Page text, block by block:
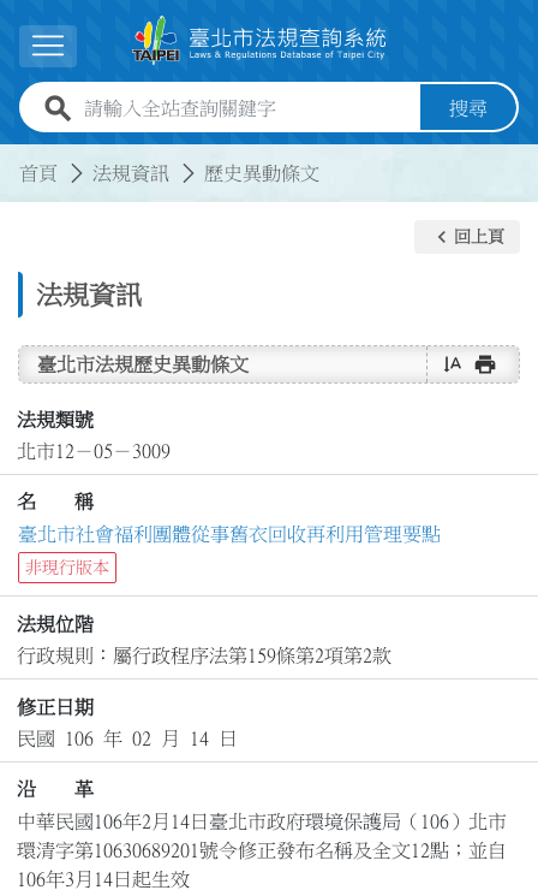
展開選單
全站查詢關鍵字欄位 搜尋
首頁 法規資訊 歷史異動條文
法規資訊
keyboard_arrow_left 回上頁
臺北市法規歷史異動條文 text_rotate_vertical print
法規類號
北市12－05－3009
名 稱
臺北市社會福利團體從事舊衣回收再利用管理要點
非現行版本
法規位階
行政規則：屬行政程序法第159條第2項第2款
修正日期
民國 106 年 02 月 14 日
沿 革
中華民國106年2月14日臺北市政府環境保護局（106）北市
環清字第10630689201號令修正發布名稱及全文12點；並自
106年3月14日起生效